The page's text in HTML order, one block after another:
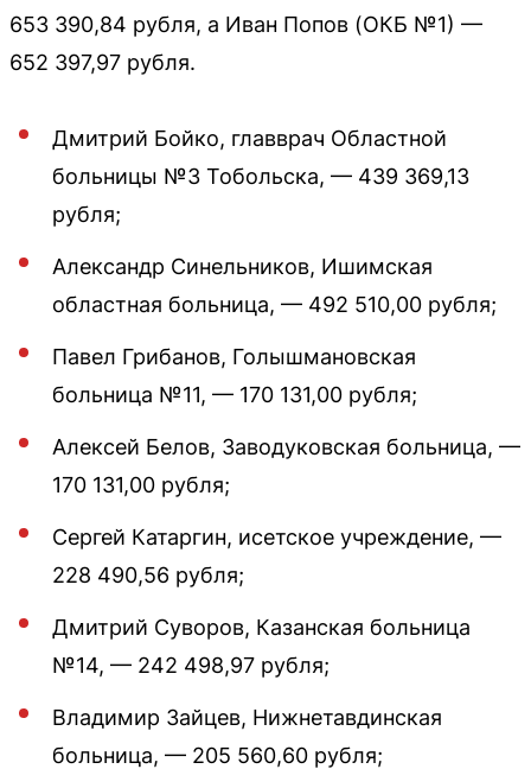
653 390,84 рубля, а Иван Попов (ОКБ №1) —
652 397,97 рубля.
Дмитрий Бойко, главврач Областной
больницы №3 Тобольска, — 439 369,13
рубля;
Александр Синельников, Ишимская
областная больница, — 492 510,00 рубля;
Павел Грибанов, Голышмановская
больница №11, — 170 131,00 рубля;
Алексей Белов, Заводуковская больница, —
170 131,00 рубля;
Сергей Катаргин, исетское учреждение, —
228 490,56 рубля;
Дмитрий Суворов, Казанская больница
№14, — 242 498,97 рубля;
Владимир Зайцев, Нижнетавдинская
больница, — 205 560,60 рубля;